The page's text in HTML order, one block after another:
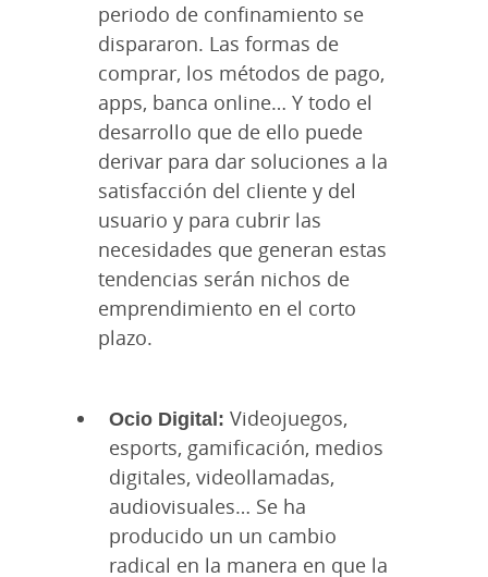
periodo de confinamiento se
dispararon. Las formas de
comprar, los métodos de pago,
apps, banca online… Y todo el
desarrollo que de ello puede
derivar para dar soluciones a la
satisfacción del cliente y del
usuario y para cubrir las
necesidades que generan estas
tendencias serán nichos de
emprendimiento en el corto
plazo.
Ocio Digital: Videojuegos,
esports, gamificación, medios
digitales, videollamadas,
audiovisuales… Se ha
producido un un cambio
radical en la manera en que la